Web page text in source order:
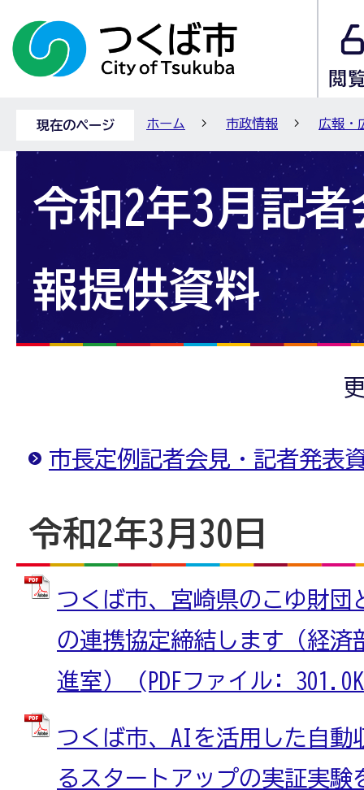
現在のページ ホーム 市政情報 広報・
令和2年3月記
報提供資料
市長定例記者会見・記者発表
令和2年3月30日
つくば市、宮崎県のこゆ財団
の連携協定締結します（経
進室） (PDFファイル:
つくば市、AIを活用した自動
るスタートアップの実証実